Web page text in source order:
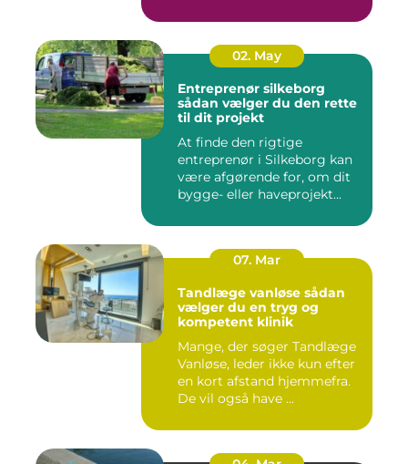
02. May
Entreprenør silkeborg
sådan vælger du den rette
til dit projekt
At finde den rigtige
entreprenør i Silkeborg kan
være afgørende for, om dit
bygge- eller haveprojekt...
07. Mar
Tandlæge vanløse sådan
vælger du en tryg og
kompetent klinik
Mange, der søger Tandlæge
Vanløse, leder ikke kun efter
en kort afstand hjemmefra.
De vil også have ...